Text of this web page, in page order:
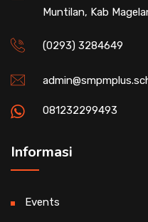
Muntilan, Kab
(0293) 3284649
081232299493
Informasi
Events